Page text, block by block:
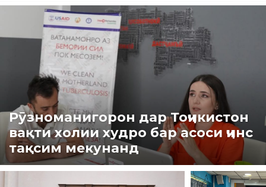
Рӯзноманигорон дар Тоҷикистон
вақти холии худро бар асоси ҷинс
тақсим мекунанд